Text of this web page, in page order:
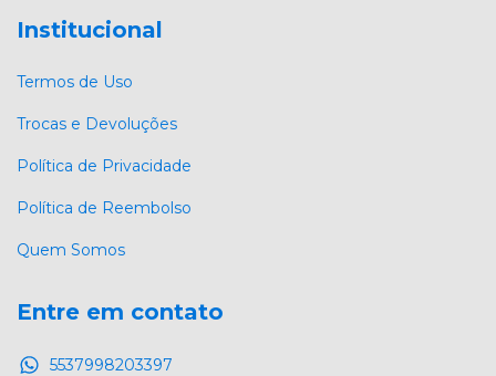
Institucional
Termos de Uso
Trocas e Devoluções
Política de Privacidade
Política de Reembolso
Quem Somos
Entre em contato
5537998203397